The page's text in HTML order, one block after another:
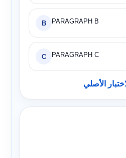
B PARAGRAPH B
C PARAGRAPH C
الأصلي